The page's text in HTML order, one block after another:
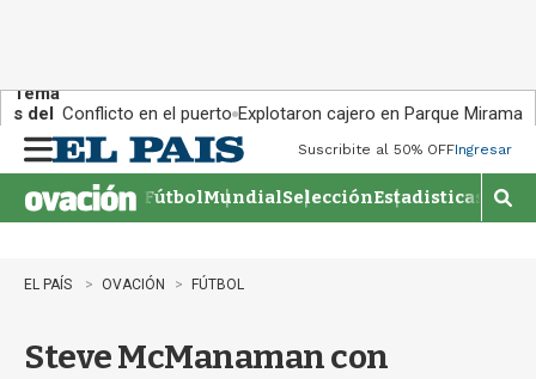
Tema
s del
día:
Conflicto en el puerto Explotaron cajero en Parque Miramar
n
u
Suscribite al 50% OFFIngresar
FútbolMundialSelecciónEstadisticas
M
o
EL PAÍS OVACIÓN FÚTBOL
Steve McManaman con